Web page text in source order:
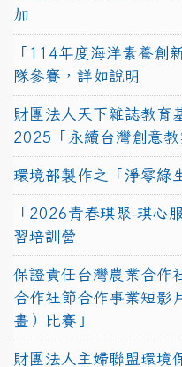
加
「114年度海洋素養創
隊參賽，詳如說明
財團法人天下雜誌教育
2025「永續台灣創意
環境部製作之「淨零綠
「2026青春琪聚-琪心
習培訓營
保證責任台灣農業合作
合作社節合作事業短影
畫）比賽」
財團法人主婦聯盟環境